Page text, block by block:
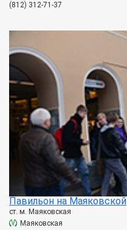
(812) 312-71-37
Павильон на Маяковской
ст. м. Маяковская
Маяковская